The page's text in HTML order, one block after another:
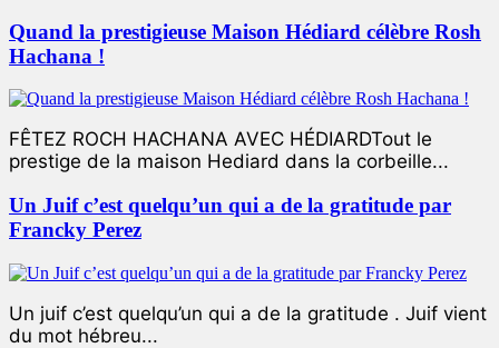
Quand la prestigieuse Maison Hédiard célèbre Rosh
Hachana !
FÊTEZ ROCH HACHANA AVEC HÉDIARDTout le
prestige de la maison Hediard dans la corbeille...
Un Juif c’est quelqu’un qui a de la gratitude par
Francky Perez
Un juif c’est quelqu’un qui a de la gratitude . Juif vient
du mot hébreu...